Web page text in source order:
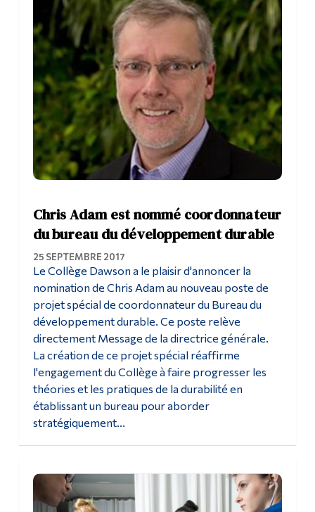
Chris Adam est nommé coordonnateur
du bureau du développement durable
25 SEPTEMBRE 2017
Le Collège Dawson a le plaisir d'annoncer la
nomination de Chris Adam au nouveau poste de
projet spécial de coordonnateur du Bureau du
développement durable. Ce poste relève
directement Message de la directrice générale.
La création de ce projet spécial réaffirme
l'engagement du Collège à faire progresser les
théories et les pratiques de la durabilité en
établissant un bureau pour aborder
stratégiquement...